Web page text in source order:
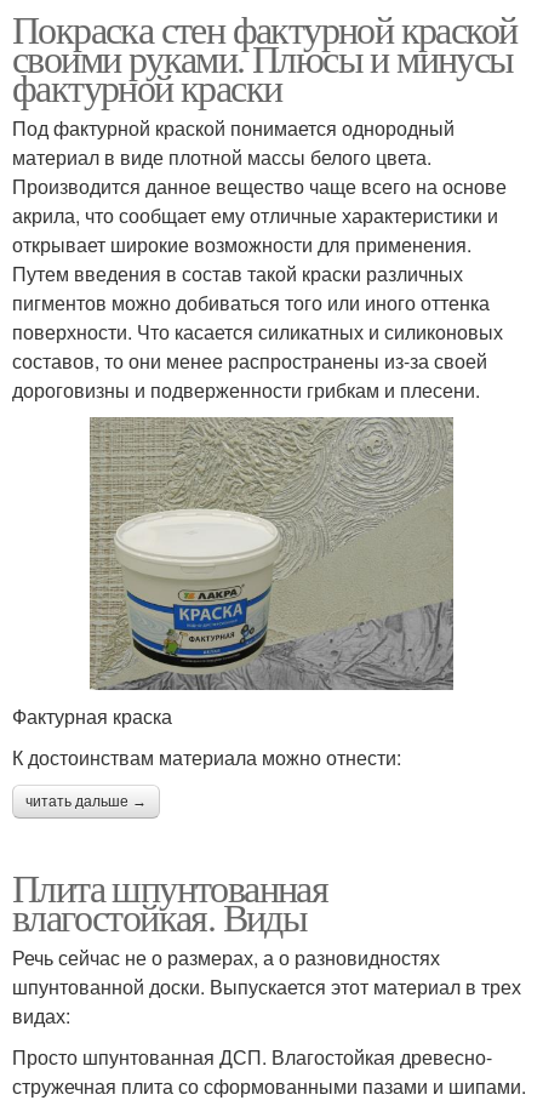
Покраска стен фактурной краской
своими руками. Плюсы и минусы
фактурной краски
Под фактурной краской понимается однородный
материал в виде плотной массы белого цвета.
Производится данное вещество чаще всего на основе
акрила, что сообщает ему отличные характеристики и
открывает широкие возможности для применения.
Путем введения в состав такой краски различных
пигментов можно добиваться того или иного оттенка
поверхности. Что касается силикатных и силиконовых
составов, то они менее распространены из-за своей
дороговизны и подверженности грибкам и плесени.
Фактурная краска
К достоинствам материала можно отнести:
читать дальше →
Плита шпунтованная
влагостойкая. Виды
Речь сейчас не о размерах, а о разновидностях
шпунтованной доски. Выпускается этот материал в трех
видах:
Просто шпунтованная ДСП. Влагостойкая древесно-
стружечная плита со сформованными пазами и шипами.